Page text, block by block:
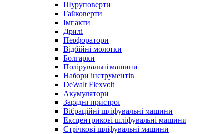
Шуруповерти
Гайковерти
Імпакти
Дрилі
Перфоратори
Відбійні молотки
Болгарки
Полірувальні машини
Набори інструментів
DeWalt Flexvolt
Акумулятори
Зарядні пристрої
Вібраційні шліфувальні машини
Ексцентрикові шліфувальні машини
Стрічкові шліфувальні машини